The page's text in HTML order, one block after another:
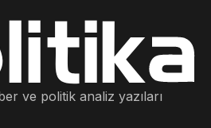
ve politik analiz yazıları